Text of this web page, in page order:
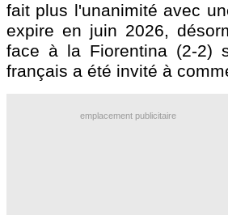
fait plus l'unanimité avec
expire en juin 2026,
face à la Fiorentina (2-2)
français a été invité à
emplacement publicitaire